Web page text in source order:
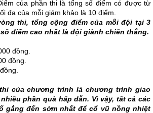
của phần thi là tổng số điểm có được từ
đa của mỗi giám khảo là 10 điểm.
thi, tổng cộng điểm của mỗi đội tại 3
điểm cao nhất là đội giành chiến thắng.
đồng.
đồng.
của chương trình là chương trình giao
phần quà hấp dẫn. Vì vậy, tất cả các
gắng đến sớm nhất để cổ vũ nồng nhiệt